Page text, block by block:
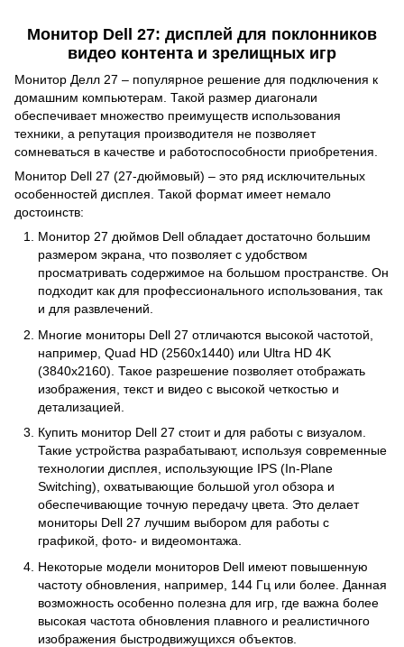
Монитор Dell 27: дисплей для поклонников
видео контента и зрелищных игр
Монитор Делл 27 – популярное решение для подключения к
домашним компьютерам. Такой размер диагонали
обеспечивает множество преимуществ использования
техники, а репутация производителя не позволяет
сомневаться в качестве и работоспособности приобретения.
Монитор Dell 27 (27-дюймовый) – это ряд исключительных
особенностей дисплея. Такой формат имеет немало
достоинств:
Монитор 27 дюймов Dell обладает достаточно большим
размером экрана, что позволяет с удобством
просматривать содержимое на большом пространстве. Он
подходит как для профессионального использования, так
и для развлечений.
Многие мониторы Dell 27 отличаются высокой частотой,
например, Quad HD (2560x1440) или Ultra HD 4K
(3840x2160). Такое разрешение позволяет отображать
изображения, текст и видео с высокой четкостью и
детализацией.
Купить монитор Dell 27 стоит и для работы с визуалом.
Такие устройства разрабатывают, используя современные
технологии дисплея, использующие IPS (In-Plane
Switching), охватывающие большой угол обзора и
обеспечивающие точную передачу цвета. Это делает
мониторы Dell 27 лучшим выбором для работы с
графикой, фото- и видеомонтажа.
Некоторые модели мониторов Dell имеют повышенную
частоту обновления, например, 144 Гц или более. Данная
возможность особенно полезна для игр, где важна более
высокая частота обновления плавного и реалистичного
изображения быстродвижущихся объектов.